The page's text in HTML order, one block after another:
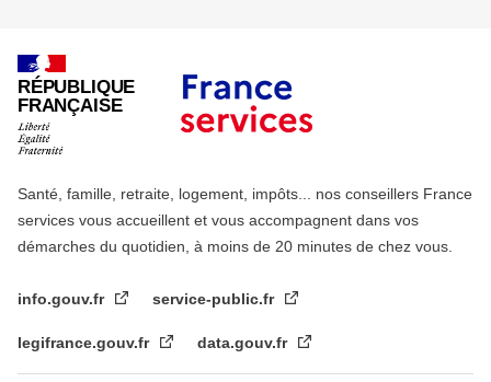
RÉPUBLIQUE
FRANÇAISE
Santé, famille, retraite, logement, impôts... nos conseillers France
services vous accueillent et vous accompagnent dans vos
démarches du quotidien, à moins de 20 minutes de chez vous.
info.gouv.fr service-public.fr
legifrance.gouv.fr data.gouv.fr